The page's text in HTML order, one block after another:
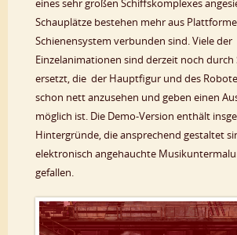
eines sehr großen Schiffskomplexes
Schauplätze bestehen mehr aus
Schienensystem verbunden sind. Viele der
Einzelanimationen sind derzeit noch durch
ersetzt, die der Hauptfigur und des
schon nett anzusehen und geben einen
möglich ist. Die Demo-Version enthält
Hintergründe, die ansprechend gestaltet
elektronisch angehauchte
gefallen.